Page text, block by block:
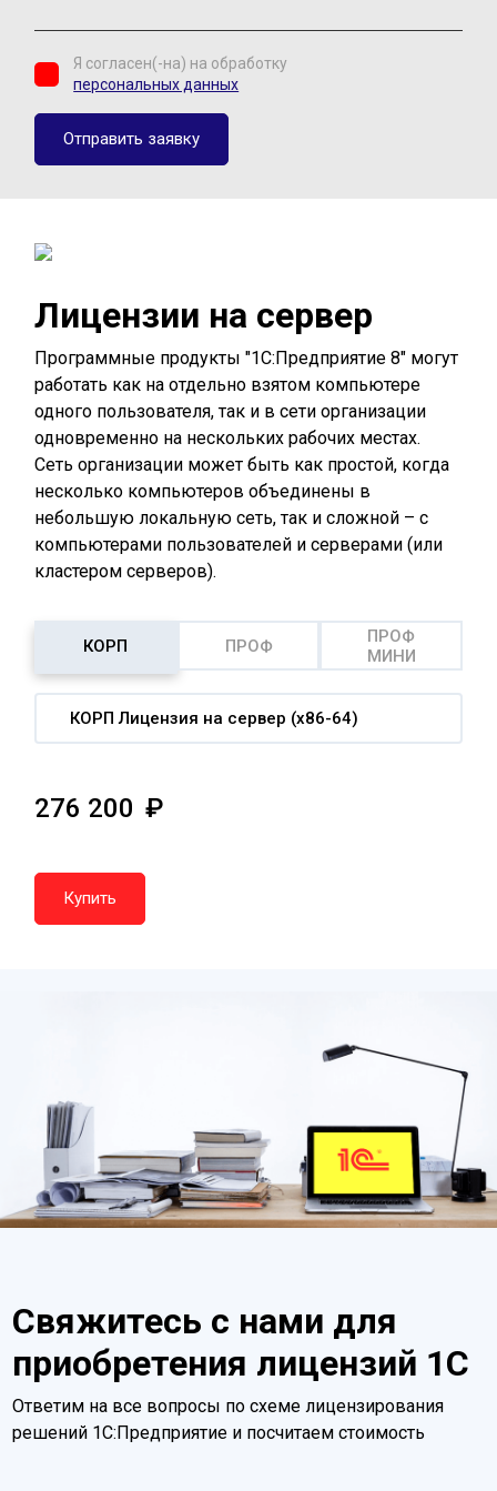
Я согласен(-на) на обработку
персональных данных
Лицензии на сервер
Программные продукты "1С:Предприятие 8" могут
работать как на отдельно взятом компьютере
одного пользователя, так и в сети организации
одновременно на нескольких рабочих местах.
Сеть организации может быть как простой, когда
несколько компьютеров объединены в
небольшую локальную сеть, так и сложной – с
компьютерами пользователей и серверами (или
кластером серверов).
КОРП ПРОФ
ПРОФ
МИНИ
КОРП Лицензия на сервер (x86-64)
276 200
Купить
Свяжитесь с нами для
приобретения лицензий 1С
Ответим на все вопросы по схеме лицензирования
решений 1С:Предприятие и посчитаем стоимость